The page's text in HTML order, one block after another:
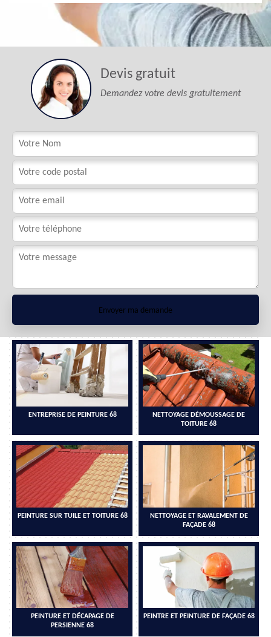
Devis gratuit
Demandez votre devis gratuitement
ENTREPRISE DE PEINTURE 68
NETTOYAGE DÉMOUSSAGE DE
TOITURE 68
PEINTURE SUR TUILE ET TOITURE 68
NETTOYAGE ET RAVALEMENT DE
FAÇADE 68
PEINTURE ET DÉCAPAGE DE
PERSIENNE 68
PEINTRE ET PEINTURE DE FAÇADE 68